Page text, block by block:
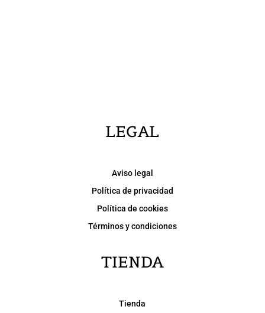
LEGAL
Aviso legal
Política de privacidad
Política de cookies
Términos y condiciones
TIENDA
Tienda